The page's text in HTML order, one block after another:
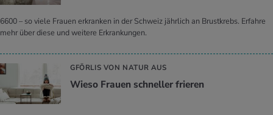
6600 – so viele Frauen erkranken in der Schweiz jährlich an Brustkrebs. Erfahre
mehr über diese und weitere Erkrankungen.
GFÖRLIS VON NATUR AUS
Wieso Frauen schneller frieren